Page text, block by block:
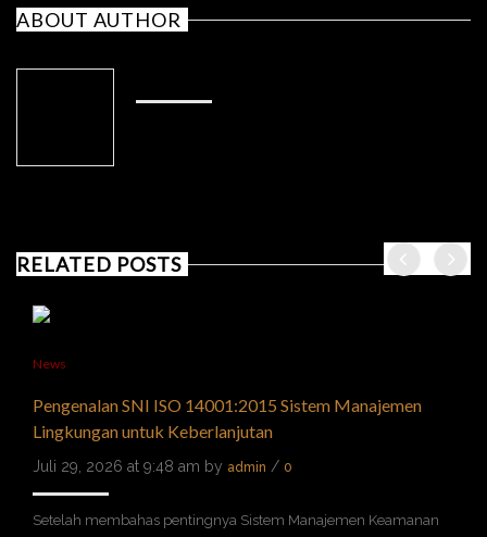
ABOUT AUTHOR
RELATED POSTS
News
Pengenalan SNI ISO 14001:2015 Sistem Manajemen
Lingkungan untuk Keberlanjutan
Juli 29, 2026 at 9:48 am by admin / 0
Setelah membahas pentingnya Sistem Manajemen Keamanan